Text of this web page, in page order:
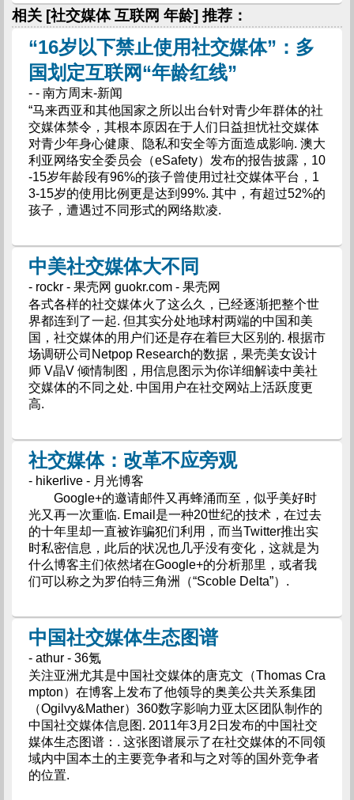
相关 [社交媒体 互联网 年龄] 推荐：
“16岁以下禁止使用社交媒体”：多
国划定互联网“年龄红线”
- - 南方周末-新闻
“马来西亚和其他国家之所以出台针对青少年群体的社
交媒体禁令，其根本原因在于人们日益担忧社交媒体
对青少年身心健康、隐私和安全等方面造成影响. 澳大
利亚网络安全委员会（eSafety）发布的报告披露，10
-15岁年龄段有96%的孩子曾使用过社交媒体平台，1
3-15岁的使用比例更是达到99%. 其中，有超过52%的
孩子，遭遇过不同形式的网络欺凌.
中美社交媒体大不同
- rockr - 果壳网 guokr.com - 果壳网
各式各样的社交媒体火了这么久，已经逐渐把整个世
界都连到了一起. 但其实分处地球村两端的中国和美
国，社交媒体的用户们还是存在着巨大区别的. 根据市
场调研公司Netpop Research的数据，果壳美女设计
师 V晶V 倾情制图，用信息图示为你详细解读中美社
交媒体的不同之处. 中国用户在社交网站上活跃度更
高.
社交媒体：改革不应旁观
- hikerlive - 月光博客
Google+的邀请邮件又再蜂涌而至，似乎美好时
光又再一次重临. Email是一种20世纪的技术，在过去
的十年里却一直被诈骗犯们利用，而当Twitter推出实
时私密信息，此后的状况也几乎没有变化，这就是为
什么博客主们依然堵在Google+的分析那里，或者我
们可以称之为罗伯特三角洲（“Scoble Delta”）.
中国社交媒体生态图谱
- athur - 36氪
关注亚洲尤其是中国社交媒体的唐克文（Thomas Cra
mpton）在博客上发布了他领导的奥美公共关系集团
（Ogilvy&Mather）360数字影响力亚太区团队制作的
中国社交媒体信息图. 2011年3月2日发布的中国社交
媒体生态图谱：. 这张图谱展示了在社交媒体的不同领
域内中国本土的主要竞争者和与之对等的国外竞争者
的位置.